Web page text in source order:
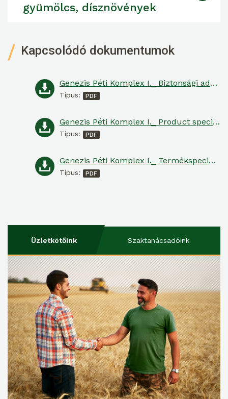
gyümölcs, dísznövények
Kapcsolódó dokumentumok
Genezis Péti Komplex I._ Biztonsági adatlap
Típus:
Genezis Péti Komplex I._ Product specification
Típus:
Genezis Péti Komplex I._ Termékspecifikáció
Típus:
Üzletkötőink Szaktanácsadóink